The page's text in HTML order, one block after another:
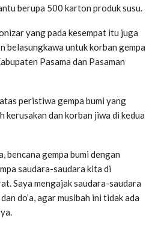
berupa 500 karton produk susu.
yang pada kesempat itu juga
belasungkawa untuk korban gempa
Pasama dan Pasaman
peristiwa gempa bumi yang
kerusakan dan korban jiwa di kedua
bencana gempa bumi dengan
saudara-saudara kita di
Saya mengajak saudara-saudara
do’a, agar musibah ini tidak ada